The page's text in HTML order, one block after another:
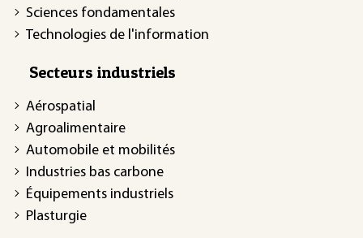
Sciences fondamentales
Technologies de l'information
Secteurs industriels
Aérospatial
Agroalimentaire
Automobile et mobilités
Industries bas carbone
Équipements industriels
Plasturgie